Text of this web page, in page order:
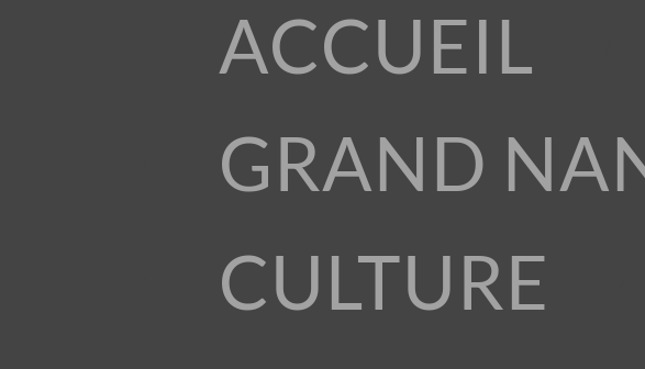
ACCUEIL
GRAND
CULTURE